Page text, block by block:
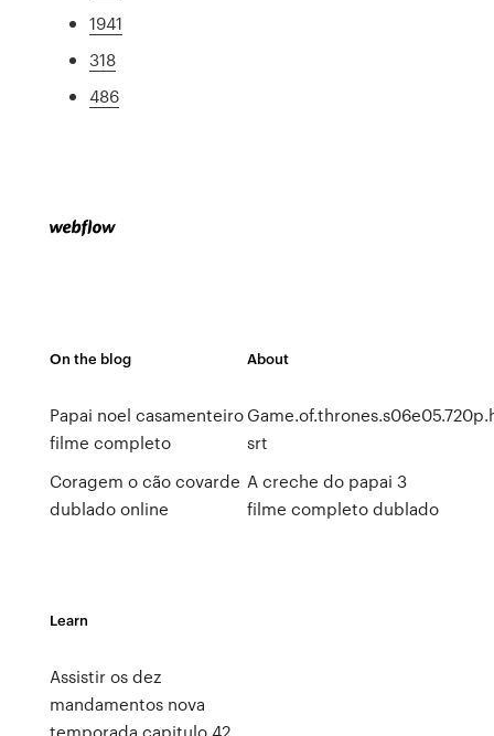
1941
318
486
On the blog
Papai noel casamenteiro
filme completo
Coragem o cão covarde
dublado online
About
srt
A creche do papai 3
filme completo dublado
Learn
Assistir os dez
mandamentos nova
temporada capitulo 42